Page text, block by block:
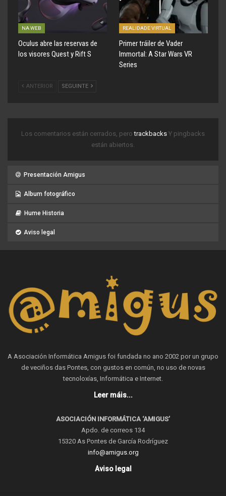
NA WEB
Oculus abre las reservas de
los visores Quest y Rift S
REALIDADE VIRTUAL
Primer tráiler de Vader
Immortal: A Star Wars VR
Series
ANTERIOR SEGUINTE
Los comentarios están cerrados, perotrackbacks Y pingbacks
están abiertos.
Presentación Amigus
Album fotográfico
Hume Historia
Aviso legal
A Asociación Informática Amigus foi fundada no ano 2002 por un grupo
de veciños das Pontes, con gustos en común, no uso de novas
tecnoloxías, Informática e Internet.
Leer máis...
ASOCIACIÓN INFORMÁTICA ‘AMIGUS’
Apdo. de correos 134
15320 As Pontes de García Rodríguez
info@amigus.org
Aviso legal